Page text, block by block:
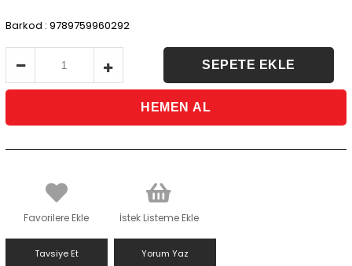
Barkod : 9789759960292
Favorilere Ekle İstek Listeme Ekle
Tavsiye Et Yorum Yaz